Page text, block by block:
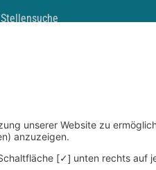
Stellensuche
Durchsuchen Sie den Stellenkatalog